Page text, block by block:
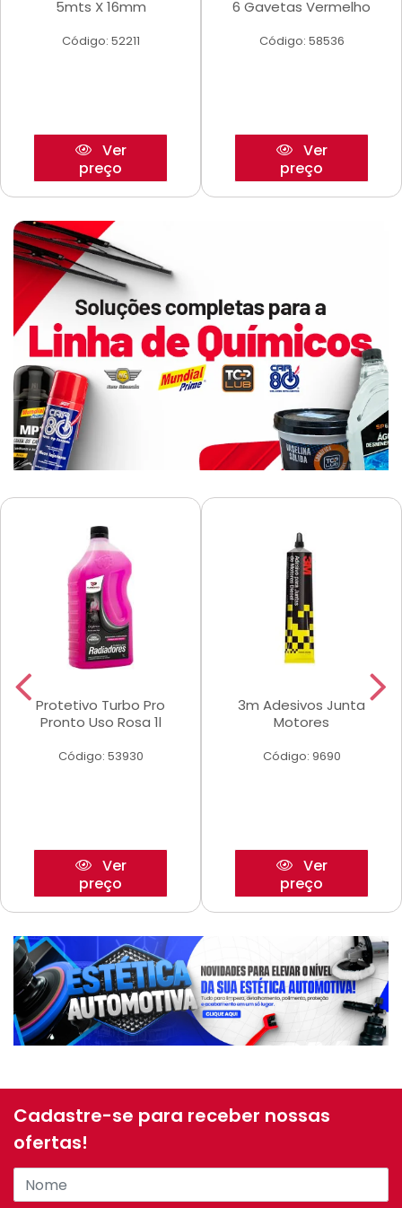
5mts X 16mm
Código: 52211
Ver
preço
6 Gavetas Vermelho
Código: 58536
Ver
preço
Protetivo Turbo Pro
Pronto Uso Rosa 1l
Código: 53930
Ver
preço
3m Adesivos Junta
Motores
Código: 9690
Ver
preço
Cadastre-se para receber nossas
ofertas!